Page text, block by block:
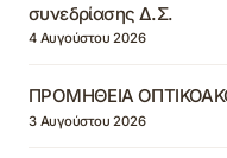
συνεδρίασης Δ.Σ.
4 Αυγούστου 2026
ΠΡΟΜΗΘΕΙΑ
3 Αυγούστου 2026